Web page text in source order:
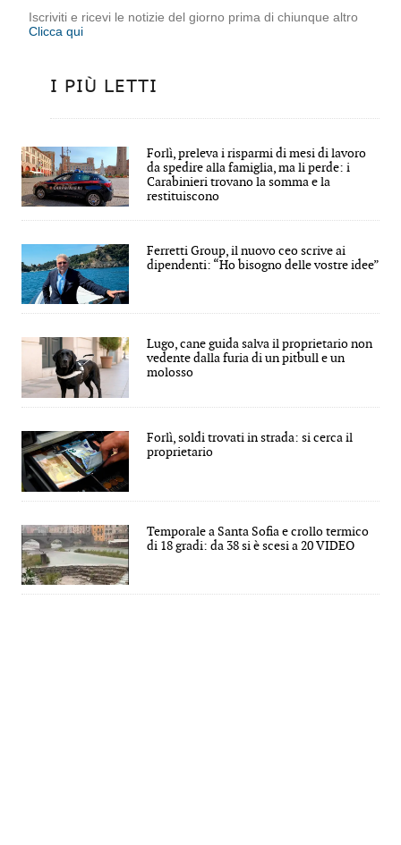
Iscriviti e ricevi le notizie del giorno prima di chiunque altro
Clicca qui
I PIÙ LETTI
Forlì, preleva i risparmi di mesi di lavoro
da spedire alla famiglia, ma li perde: i
Carabinieri trovano la somma e la
restituiscono
Ferretti Group, il nuovo ceo scrive ai
dipendenti: “Ho bisogno delle vostre idee”
Lugo, cane guida salva il proprietario non
vedente dalla furia di un pitbull e un
molosso
Forlì, soldi trovati in strada: si cerca il
proprietario
Temporale a Santa Sofia e crollo termico
di 18 gradi: da 38 si è scesi a 20 VIDEO